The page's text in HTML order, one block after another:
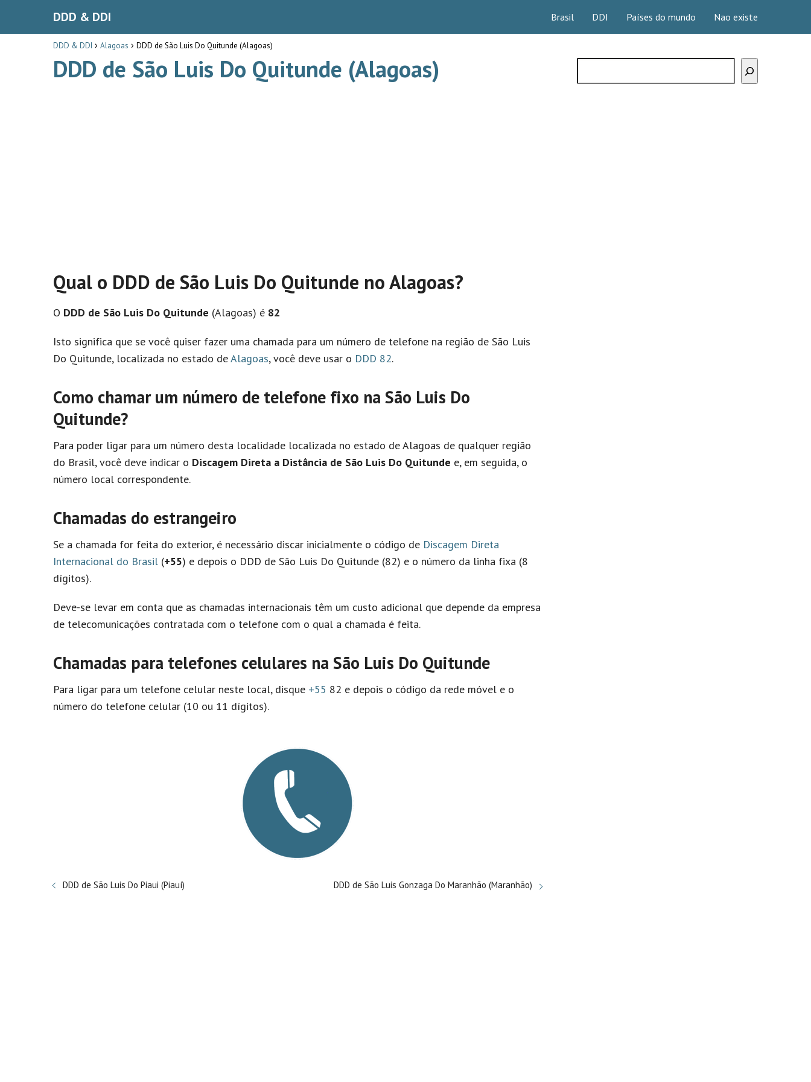
DDD & DDI Brasil DDI Países do mundo Nao existe
DDD & DDI Alagoas DDD de São Luis Do Quitunde (Alagoas)
DDD de São Luis Do Quitunde (Alagoas)
Qual o DDD de São Luis Do Quitunde no Alagoas?
O DDD de São Luis Do Quitunde (Alagoas) é 82
Isto significa que se você quiser fazer uma chamada para um número de telefone na região de São Luis
Do Quitunde, localizada no estado deAlagoas, você deve usar o DDD 82.
Como chamar um número de telefone fixo na São Luis Do
Quitunde?
Para poder ligar para um número desta localidade localizada no estado de Alagoas de qualquer região
do Brasil, você deve indicar o Discagem Direta a Distância de São Luis Do Quitunde e, em seguida, o
número local correspondente.
Chamadas do estrangeiro
Se a chamada for feita do exterior, é necessário discar inicialmente o código de Discagem Direta
Internacional do Brasil (+55) e depois o DDD de São Luis Do Quitunde (82) e o número da linha fixa (8
dígitos).
Deve-se levar em conta que as chamadas internacionais têm um custo adicional que depende da empresa
de telecomunicações contratada com o telefone com o qual a chamada é feita.
Chamadas para telefones celulares na São Luis Do Quitunde
Para ligar para um telefone celular neste local, disque +55 82 e depois o código da rede móvel e o
número do telefone celular (10 ou 11 dígitos).
DDD de São Luis Do Piaui (Piauí) DDD de São Luis Gonzaga Do Maranhão (Maranhão)